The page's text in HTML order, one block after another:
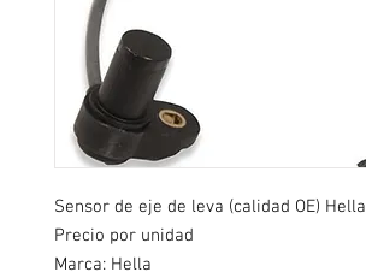
Sensor de eje de leva (calidad OE) Hella
Precio por unidad
Marca: Hella